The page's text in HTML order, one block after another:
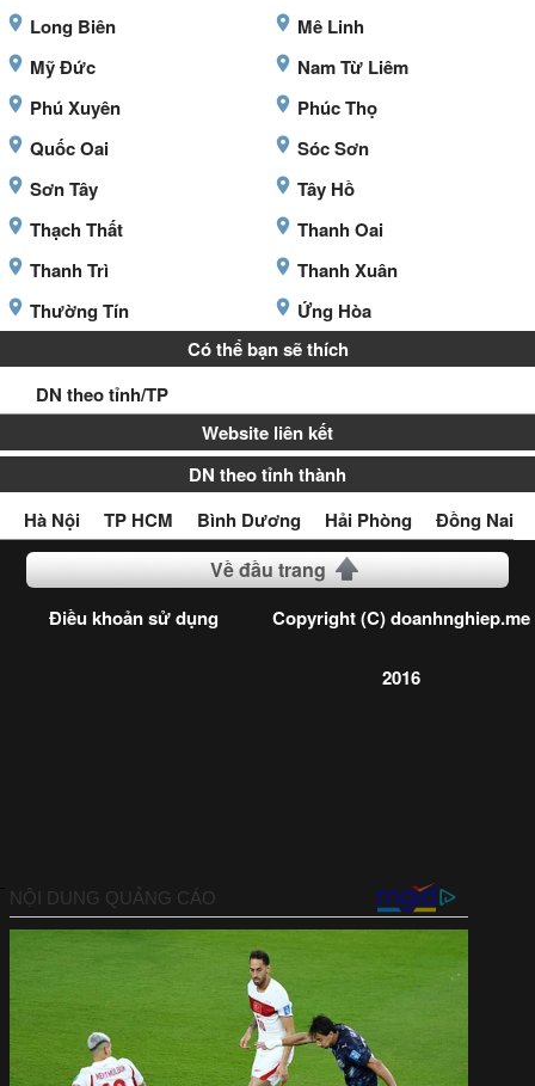
Long Biên
Mê Linh
Mỹ Đức
Nam Từ Liêm
Phú Xuyên
Phúc Thọ
Quốc Oai
Sóc Sơn
Sơn Tây
Tây Hồ
Thạch Thất
Thanh Oai
Thanh Trì
Thanh Xuân
Thường Tín
Ứng Hòa
Có thể bạn sẽ thích
DN theo tỉnh/TP
Website liên kết
DN theo tỉnh thành
Hà Nội
TP HCM Bình Dương Hải Phòng Đồng Nai
Về đầu trang
Điều khoản sử dụng Copyright (C) doanhnghiep.me
2016